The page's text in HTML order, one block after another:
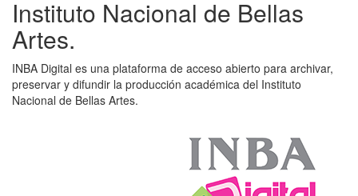
Instituto Nacional de Bellas
Artes.
INBA Digital es una plataforma de acceso abierto para archivar,
preservar y difundir la producción académica del Instituto
Nacional de Bellas Artes.